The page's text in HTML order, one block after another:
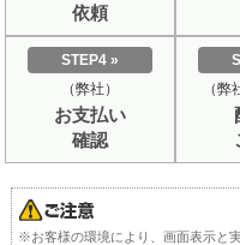
依頼
STEP4 »
（弊社）
お支払い
確認
（
※お客様の環境により、画面表示と